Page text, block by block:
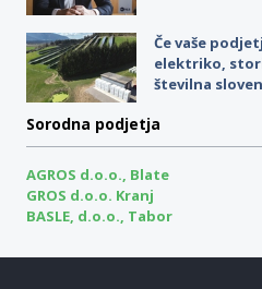
Če vaše
elektriko,
številna
Sorodna podjetja
AGROS d.o.o., Blate
GROS d.o.o. Kranj
BASLE, d.o.o., Tabor